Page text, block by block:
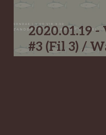
2020.01.19 -
#3 (Fil 3) /
Kruger